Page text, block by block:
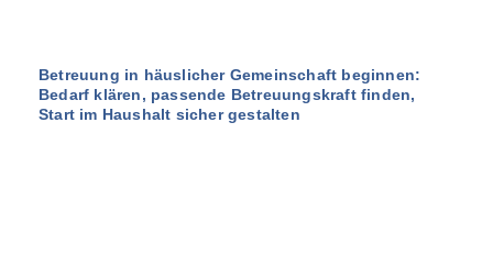
Betreuung in häuslicher Gemeinschaft beginnen:
Bedarf klären, passende Betreuungskraft finden,
Start im Haushalt sicher gestalten